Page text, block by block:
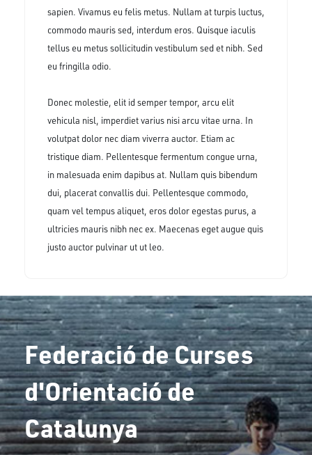
sapien. Vivamus eu felis metus. Nullam at turpis luctus,
commodo mauris sed, interdum eros. Quisque iaculis
tellus eu metus sollicitudin vestibulum sed et nibh. Sed
eu fringilla odio.
Donec molestie, elit id semper tempor, arcu elit
vehicula nisl, imperdiet varius nisi arcu vitae urna. In
volutpat dolor nec diam viverra auctor. Etiam ac
tristique diam. Pellentesque fermentum congue urna,
in malesuada enim dapibus at. Nullam quis bibendum
dui, placerat convallis dui. Pellentesque commodo,
quam vel tempus aliquet, eros dolor egestas purus, a
ultricies mauris nibh nec ex. Maecenas eget augue quis
justo auctor pulvinar ut ut leo.
Federació de Curses
d'Orientació de
Catalunya